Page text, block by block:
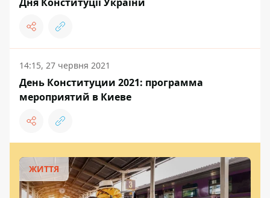
14:15, 27 червня 2021
День Конституции 2021: программа
мероприятий в Киеве
ЖИТТЯ